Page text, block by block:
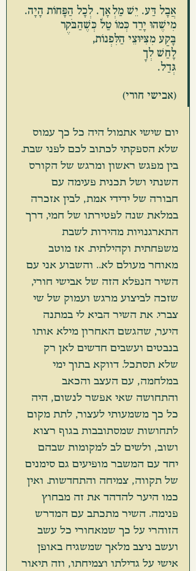
אֲבָל דַּע. יֵשׁ מַלְאָךְ. לְכָל הַפָּחוֹת הָיָה.
מִישֶׁהוּ יָרַד כְּמוֹ טַל כְּשֶׁהַבֹּקֶר
בָּקַע מִצִּיּוּצֵי הַלִּפְנוֹת,
לָחַשׁ לְךָ
גְּדַל.
(אבישי חורי)
יום שישי אתמול היה כל כך עמוס
שלא הספקתי לכתוב לכם לפני שבת.
בין מפגש ראשון ומרגש של הקורס
השנתי ושל תכנית פעימה עם
חבורה של ידידי אמת, לבין אזכרה
במלאת שנה לפטירתו של חמי, דרך
התארגנויות מהירות לשבת
משפחתית וקהילתית. אז מוטב
מאוחר מעולם לא.. והשבוע אני עם
השיר הנפלא הזה של אבישי חורי,
שזכה לביצוע מרגש ועמוק של שי
צברי. את השיר הביא לי במתנה
היער, שהגשם האחרון מילא אותו
בנבטים ועשבים חדשים לאן רק
שלא תסתכל. דווקא בתוך ימי
במלחמה, עם העצב והכאב
והתחושה שאי אפשר לנשום, היה
כל כך משמעותי לעצור, לתת מקום
לתחושות שמסתובבות בגוף רצוא
ושוב, ולשים לב למקומות שבהם
יחד עם המשבר מופיעים גם סימנים
של תקווה, צמיחה והתחדשות. ואין
כמו היער להדהד את זה מבחוץ
פנימה. השיר מתכתב עם המדרש
הזוהרי על כך שמאחורי כל עשב
ועשב ניצב מלאך שמשגיח באופן
אישי על גדילתו וצמיחתו, וזה תיאור